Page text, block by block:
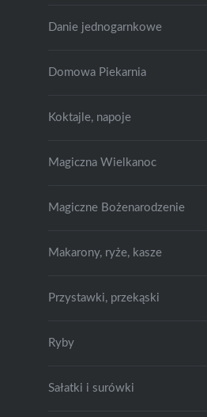
Danie jednogarnkowe
Domowa Piekarnia
Koktajle, napoje
Magiczna Wielkanoc
Magiczne Bożenarodzenie
Makarony, ryże, kasze
Przystawki, przekąski
Ryby
Sałatki i surówki